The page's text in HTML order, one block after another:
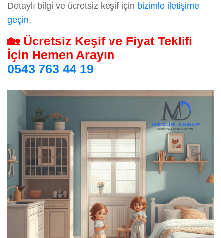
Detaylı bilgi ve ücretsiz keşif için bizimle iletişime
geçin.
🏡 Ücretsiz Keşif ve Fiyat Teklifi
İçin Hemen Arayın
0543 763 44 19